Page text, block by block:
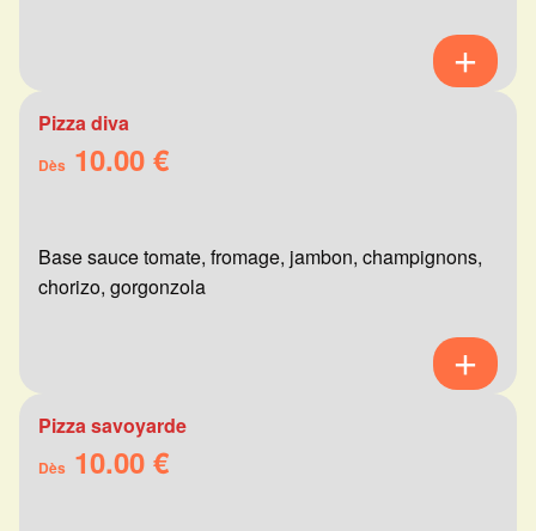
Pizza diva
Dès 10.00 €
Base sauce tomate, fromage, jambon, champignons,
chorizo, gorgonzola
Pizza savoyarde
Dès 10.00 €